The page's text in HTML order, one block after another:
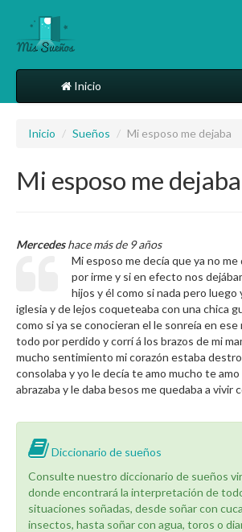
Inicio
Más
Inicio / Sueños / Mi esposo me dejaba
Mi esposo me dejaba
Mercedeshace más de 9 años
Mi esposo me decía que ya no
por irme y si en efecto nos
hijos y él como si nada pero luego
iglesia y de lejos coqueteaba con una chica
como si ya se conocieran el le sonreía en
todo por perdido y corrí á los brazos de mi
mucho sentimiento mi corazón estaba
consolaba y yo le decía te amo mucho te amo
abrazaba y le daba besos me quedaba a vivir
Diccionario de sueños
Consulte nuestro diccionario de sueños
donde encontrará la interpretación de
situaciones soñadas, desde soñar con
insectos, hasta soñar con agua, toros o